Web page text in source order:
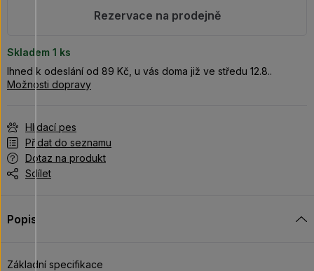
Rezervace na prodejně
Skladem 1 ks
Ihned k odeslání od 89 Kč, u vás doma již ve středu 12.8..
Možnosti dopravy
Hlídací pes
Přidat do seznamu
Dotaz na produkt
Sdílet
Popis
Základní specifikace